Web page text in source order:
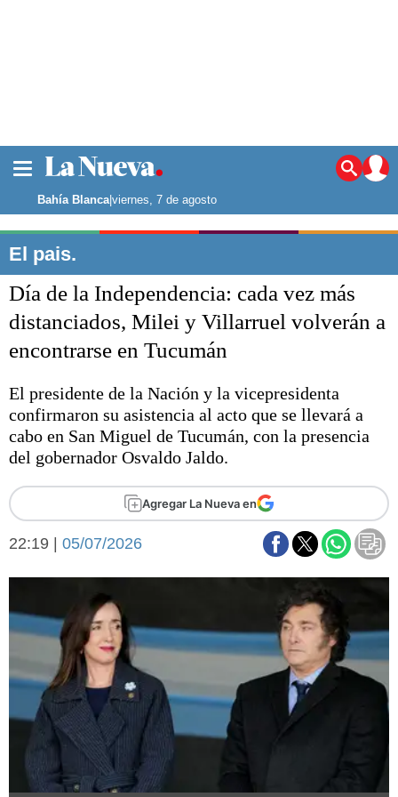
Noticias
La ciudad
Punta Alta
El mundo
Seguridad
Opinión
Escenario Olímpico
Liga del Sur
Básquetbol
Fútbol
Federal A
Arte y cultura
Cines
Economía y campo
Economía y finanzas
Con el campo
Espacio empresas
Sociedad y tiempo
libre
Tecnología
Turismo
Es viral
El tiempo
Fúnebres
Clasificados
Bahía Blanca|viernes, 7 de agosto
El pais.
Día de la Independencia: cada vez más
distanciados, Milei y Villarruel volverán a
encontrarse en Tucumán
El presidente de la Nación y la vicepresidenta
confirmaron su asistencia al acto que se llevará a
cabo en San Miguel de Tucumán, con la presencia
del gobernador Osvaldo Jaldo.
Agregar La Nueva en
22:19 | 05/07/2026